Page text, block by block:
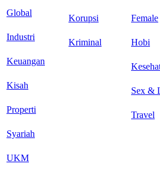
Global
Korupsi Female
Industri
Kriminal Hobi
Keuangan
Kisah
Sex &
Properti
Travel
Syariah
UKM